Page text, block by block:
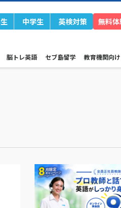
中学生 英検対策 無料
脳トレ英語 セブ島留学 教育機関向け